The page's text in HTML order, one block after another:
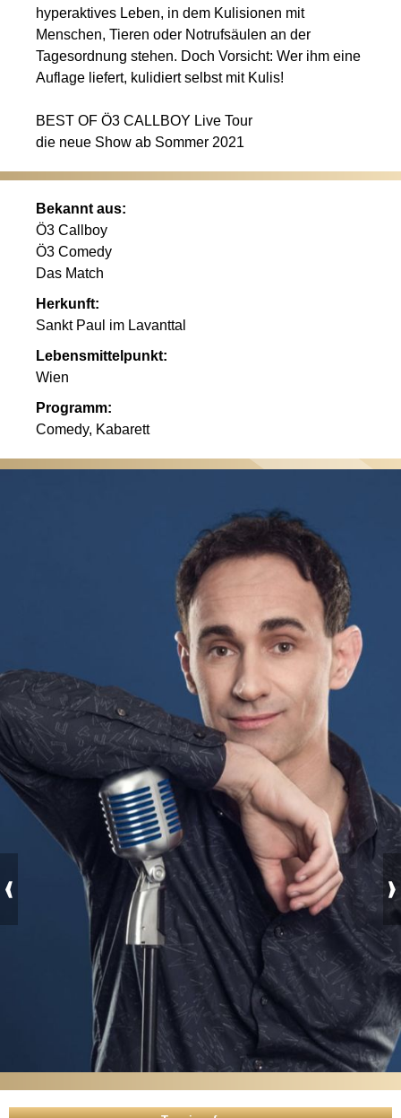
hyperaktives Leben, in dem Kulisionen mit
Menschen, Tieren oder Notrufsäulen an der
Tagesordnung stehen. Doch Vorsicht: Wer ihm eine
Auflage liefert, kulidiert selbst mit Kulis!
BEST OF Ö3 CALLBOY Live Tour
die neue Show ab Sommer 2021
Bekannt aus:
Ö3 Callboy
Ö3 Comedy
Das Match
Herkunft:
Sankt Paul im Lavanttal
Lebensmittelpunkt:
Wien
Programm:
Comedy, Kabarett